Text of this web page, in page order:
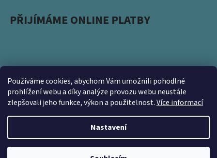
Používáme cookies, abychom Vám umožnili pohodlné
prohlížení webu a díky analýze provozu webu neustále
zlepšovali jeho funkce, výkon a použitelnost.Více informací
Nastavení
PŘIJÍMÁME ONLINE PLATBY
Podpořte s námi přírodu a zapojte se do projektu
Ukliďme Česko. Nevyhazujte použité obaly a přineste
nám je na prodejnu https://www.kamsnim.cz/
Vytvořil Shoptet